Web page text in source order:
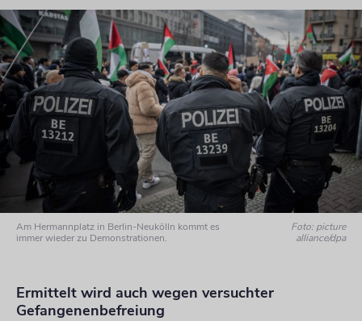
Am Hermannplatz in Berlin-Neukölln kommt es
immer wieder zu Demonstrationen.
Foto: picture
alliance/dpa
Ermittelt wird auch wegen versuchter
Gefangenenbefreiung